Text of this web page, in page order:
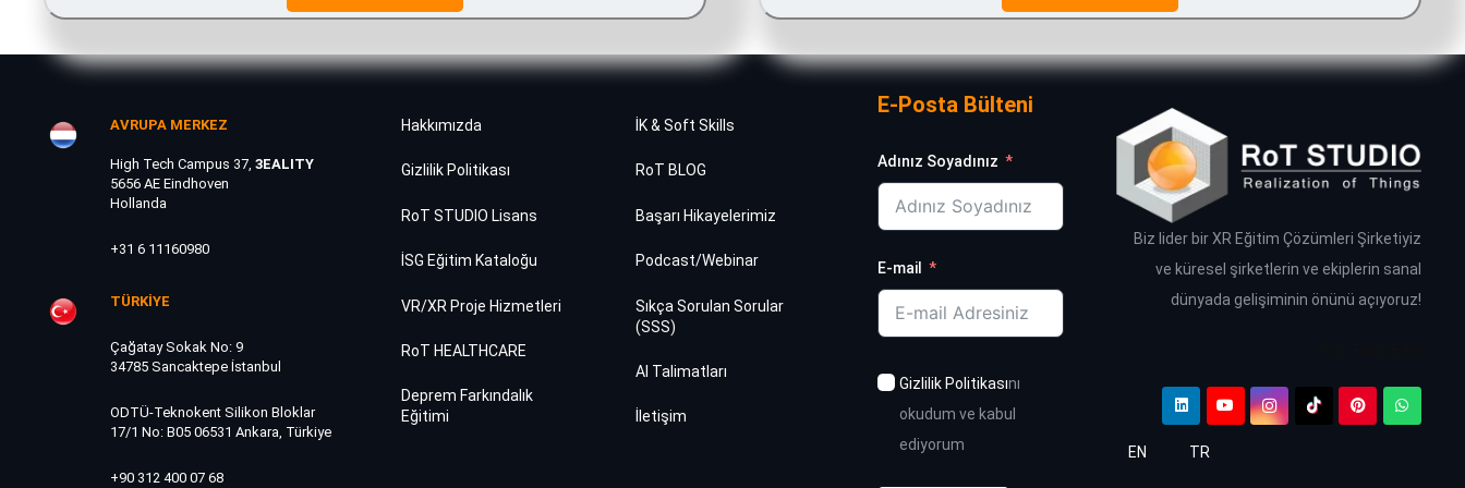
AVRUPA MERKEZ
High Tech Campus 37, 3EALITY
5656 AE Eindhoven
Hollanda
+31 6 11160980
TÜRKİYE
Çağatay Sokak No: 9
34785 Sancaktepe İstanbul
ODTÜ-Teknokent Silikon Bloklar
17/1 No: B05 06531 Ankara, Türkiye
+90 312 400 07 68
Hakkımızda
Gizlilik Politikası
RoT STUDIO Lisans
İSG Eğitim Kataloğu
VR/XR Proje Hizmetleri
RoT HEALTHCARE
Deprem Farkındalık
Eğitimi
İK & Soft Skills
RoT BLOG
Başarı Hikayelerimiz
Podcast/Webinar
Sıkça Sorulan Sorular
(SSS)
AI Talimatları
İletişim
E-Posta Bülteni
Adınız Soyadınız
E-mail
Gizlilik Politikasını
okudum ve kabul
ediyorum
Biz lider bir XR Eğitim Çözümleri Şirketiyiz
ve küresel şirketlerin ve ekiplerin sanal
dünyada gelişiminin önünü açıyoruz!
EN TR